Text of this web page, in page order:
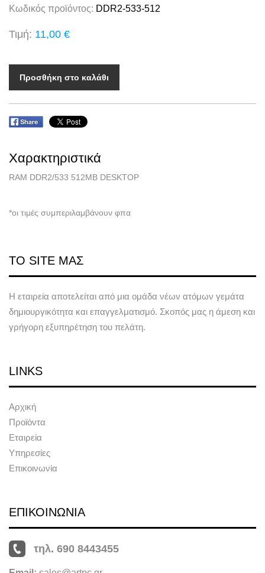
Κωδικός προϊόντος: DDR2-533-512
Τιμή: 11,00 €
Προσθήκη στο καλάθι
Χαρακτηριστικά
RAM DDR2/533 512MB DESKTOP
*οι τιμές συμπεριλαμβάνουν φπα
ΤΟ SITE ΜΑΣ
Η εταιρεία αποτελείται από μια ομάδα νέων ατόμων γεμάτα
δημιουργικότητα και επαγγελματισμό. Σκοπός μας η άμεση και
γρήγορη εξυπηρέτηση του πελάτη.
LINKS
Αρχική
Προϊόντα
Εταιρεία
Υπηρεσίες
Επικοινωνία
ΕΠΙΚΟΙΝΩΝΙΑ
τηλ. 690 8443455